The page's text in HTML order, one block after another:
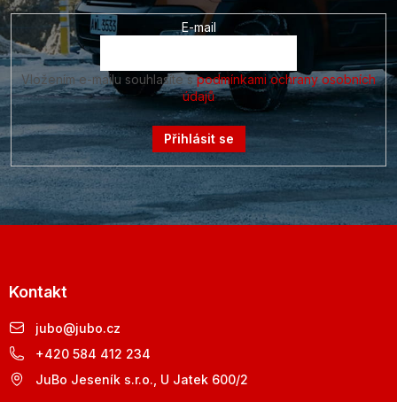
E-mail
Vložením e-mailu souhlasíte spodmínkami ochrany osobních
údajů
Přihlásit se
Kontakt
jubo@jubo.cz
+420 584 412 234
JuBo Jeseník s.r.o., U Jatek 600/2